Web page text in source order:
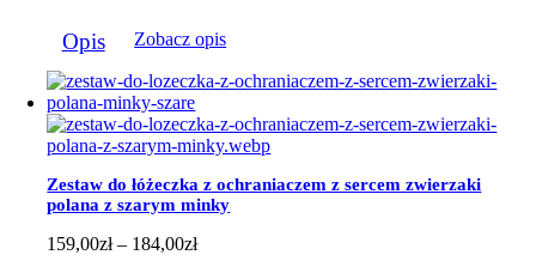
do
produkt
ma
wiele
wariantów.
Opcje
można
wybrać
na
stronie
produktu
Opis Zobacz opis
Zestaw do łóżeczka z ochraniaczem z sercem zwierzaki
polana z szarym minky
159,00zł – 184,00złZakres